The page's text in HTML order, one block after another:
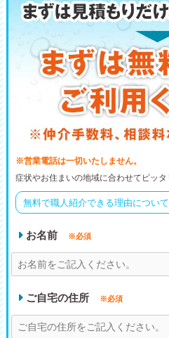
※営業電話は一切いたしません。
症状やお住まいの地域に合わせてピッタ
無料で職人紹介できる理由について
お名前 ※必須
ご自宅の住所 ※必須